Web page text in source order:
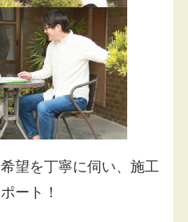
望を丁寧に伺い、施工
ート！